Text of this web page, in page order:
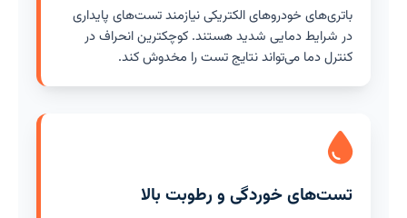
باتری‌های خودروهای الکتریکی نیازمند تست‌های پایداری
در شرایط دمایی شدید هستند. کوچکترین انحراف در
کنترل دما می‌تواند نتایج تست را مخدوش کند.
تست‌های خوردگی و رطوبت بالا